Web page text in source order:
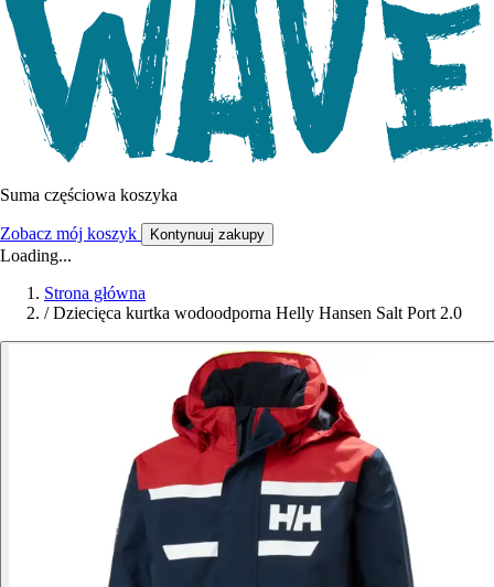
Suma częściowa koszyka
Zobacz mój koszyk Kontynuuj zakupy
Loading...
Strona główna
/ Dziecięca kurtka wodoodporna Helly Hansen Salt Port 2.0